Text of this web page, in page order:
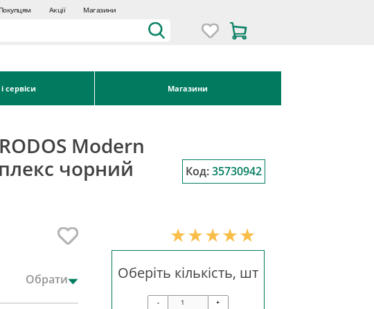
Покупцям Акції Магазини
сервіси Магазини
Modern
чорний
Код: 35730942
Обрати Оберіть кількість, шт
-
+